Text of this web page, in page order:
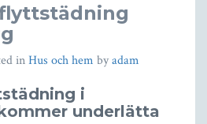
inHus och hem byadam
i
underlätta